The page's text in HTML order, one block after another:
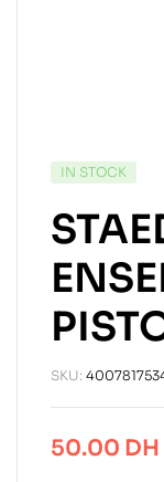
IN STOCK
SKU:
50.00 DH